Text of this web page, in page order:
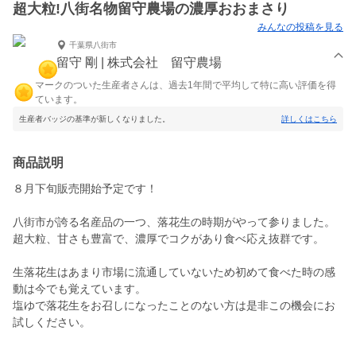
超大粒!八街名物留守農場の濃厚おおまさり
みんなの投稿を見る
千葉県八街市
留守 剛 | 株式会社 留守農場
マークのついた生産者さんは、過去1年間で平均して特に高い評価を得
ています。
生産者バッジの基準が新しくなりました。 詳しくはこちら
商品説明
８月下旬販売開始予定です！
八街市が誇る名産品の一つ、落花生の時期がやって参りました。
超大粒、甘さも豊富で、濃厚でコクがあり食べ応え抜群です。
生落花生はあまり市場に流通していないため初めて食べた時の感
動は今でも覚えています。
塩ゆで落花生をお召しになったことのない方は是非この機会にお
試しください。